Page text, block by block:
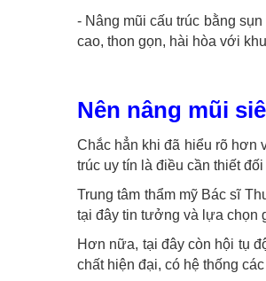
- Nâng mũi cấu trúc bằng
cao, thon gọn, hài hòa với
Nên nâng mũi
Chắc hẳn khi đã hiểu rõ hơn
trúc uy tín là điều cần thiết
Trung tâm thẩm mỹ Bác sĩ
tại đây tin tưởng và lựa chọn
Hơn nữa, tại đây còn hội tụ
chất hiện đại, có hệ thống